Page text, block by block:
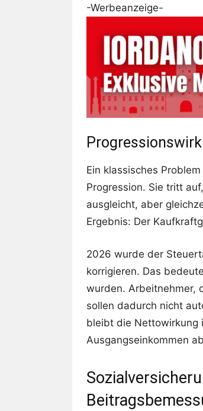
-Werbeanzeige-
Ein klassisches
Progression. Sie tritt
ausgleicht, aber
Ergebnis: Der
2026 wurde der
korrigieren. Das
wurden. Arbeitnehmer,
sollen dadurch nicht
bleibt die Nettowirkung
Ausgangseinkommen